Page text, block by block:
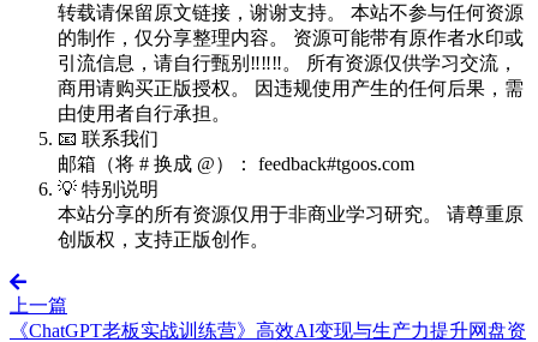
转载请保留原文链接，谢谢支持。 本站不参与任何资源
的制作，仅分享整理内容。 资源可能带有原作者水印或
引流信息，请自行甄别‼️‼️‼️。 所有资源仅供学习交流，
商用请购买正版授权。 因违规使用产生的任何后果，需
由使用者自行承担。
📧 联系我们
邮箱（将 # 换成 @）： feedback#tgoos.com
💡 特别说明
本站分享的所有资源仅用于非商业学习研究。 请尊重原
创版权，支持正版创作。
上一篇
《ChatGPT老板实战训练营》高效AI变现与生产力提升网盘资